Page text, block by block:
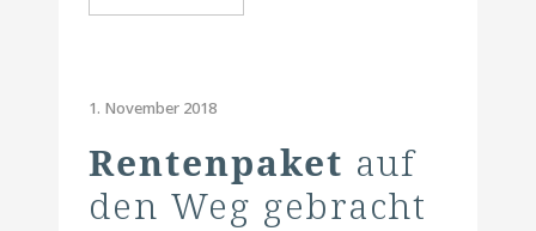
1. November 2018
Rentenpaket auf
den Weg gebracht